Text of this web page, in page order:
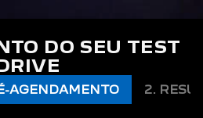
DO SEU TEST
AGENDAMENTO 2.